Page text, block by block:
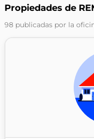
Propiedades de
98 publicadas por la